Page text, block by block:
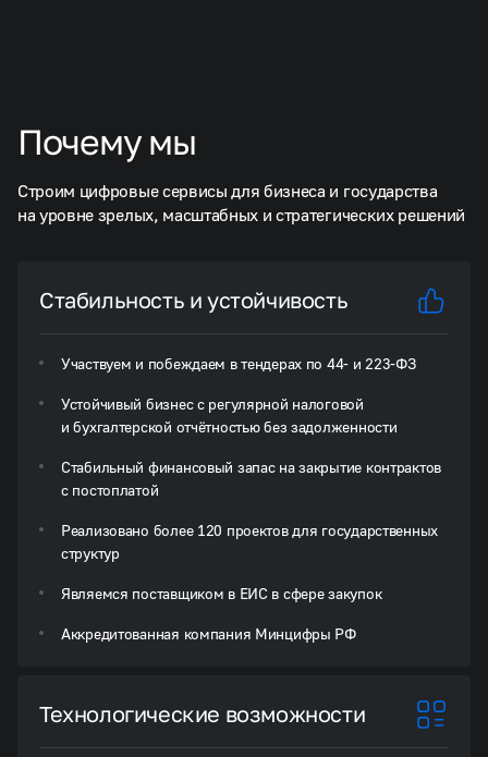
Почему мы
Строим цифровые сервисы для бизнеса и государства
на уровне зрелых, масштабных и стратегических решений
Стабильность и устойчивость
Участвуем и побеждаем в тендерах по 44- и 223-ФЗ
Устойчивый бизнес с регулярной налоговой
и бухгалтерской отчётностью без задолженности
Стабильный финансовый запас на закрытие контрактов
с постоплатой
Реализовано более 120 проектов для государственных
структур
Являемся поставщиком в ЕИС в сфере закупок
Аккредитованная компания Минцифры РФ
Технологические возможности